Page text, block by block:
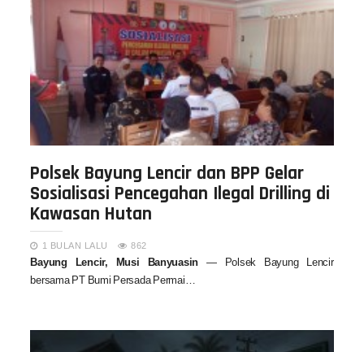
Polsek Bayung Lencir dan BPP Gelar
Sosialisasi Pencegahan Ilegal Drilling di
Kawasan Hutan
1 BULAN LALU 862
Bayung Lencir, Musi Banyuasin — Polsek Bayung Lencir
bersama PT Bumi Persada Permai…